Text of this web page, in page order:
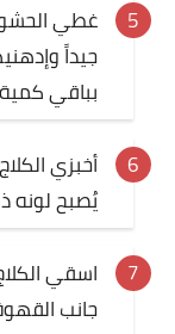
غطي الحشو
جيداً
بباقي
أخبزي
يُصبح لونه
اسقي
جانب